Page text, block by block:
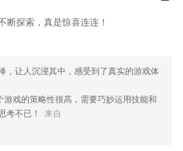
您喜欢这款软件，您可以到应用商店进行
以帮助我们更好的对产品进行优化修改。
断探索，真是惊喜连连！
，让人沉浸其中，感受到了真实的游戏体
游戏的策略性很高，需要巧妙运用技能和
考不已！
来自